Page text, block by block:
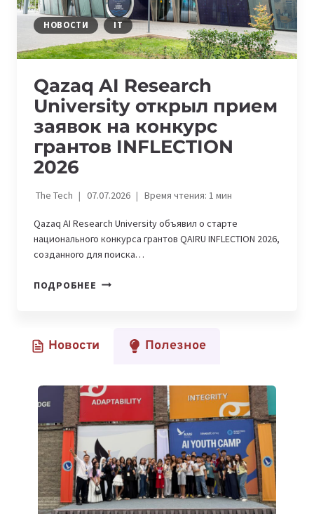
НОВОСТИ IT
Qazaq AI Research
University открыл прием
заявок на конкурс
грантов INFLECTION
2026
The Tech 07.07.2026 Время чтения: 1мин
Qazaq AI Research University объявил о старте
национального конкурса грантов QAIRU INFLECTION 2026,
созданного для поиска…
ПОДРОБНЕЕ QAZAQ
ОТКРЫЛ
НА
ГРАНТОВ
INFLECTION
2026
Новости Полезное